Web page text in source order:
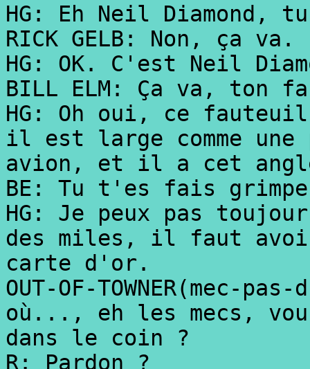
HG: Eh Neil Diamond,
RICK GELB: Non, ça va.
HG: OK. C'est Neil
BILL ELM: Ça va, ton
HG: Oh oui, ce
il est large comme une
avion, et il a cet
BE: Tu t'es fais
HG: Je peux pas
des miles, il faut
carte d'or.
OUT-OF-TOWNER(mec-
où..., eh les mecs,
dans le coin ?
R: Pardon ?